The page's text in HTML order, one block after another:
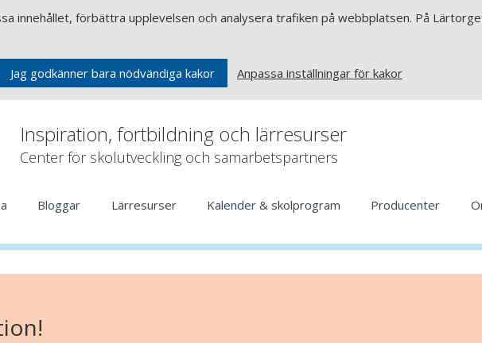
innehållet, förbättra upplevelsen och analysera trafiken på webbplatsen. På
Jag godkänner bara nödvändiga kakor Anpassa inställningar för kakor
Inspiration, fortbildning och lärresurser
Center för skolutveckling och samarbetspartners
Bloggar Lärresurser Kalender & skolprogram Producenter